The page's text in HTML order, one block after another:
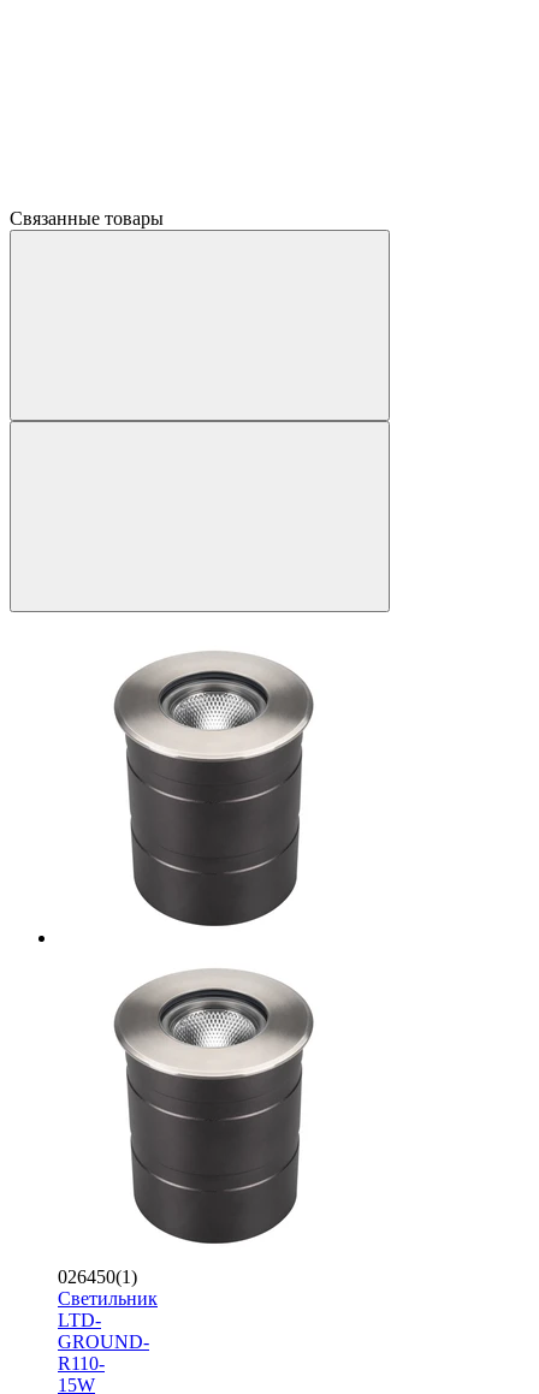
Связанные товары
026450(1)
Светильник
LTD-
GROUND-
R110-
15W